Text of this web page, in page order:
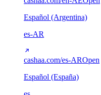
Español (Argentina)
es-AR
cashaa.com/es-AROpen
Español (España)